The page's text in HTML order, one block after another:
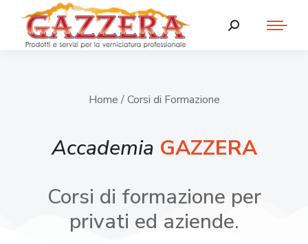
Home / Corsi di Formazione
Accademia GAZZERA
Corsi di formazione per
privati ed aziende.